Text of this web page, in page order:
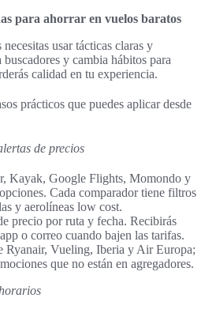
para ahorrar en vuelos baratos
usar tácticas claras y
y cambia hábitos para
calidad en tu experiencia.
prácticos que puedes aplicar desde
de precios
Kayak, Google Flights, Momondo y
Cada comparador tiene filtros
y aerolíneas low cost.
precio por ruta y fecha. Recibirás
o correo cuando bajen las tarifas.
Ryanair, Vueling, Iberia y Air Europa;
que no están en agregadores.